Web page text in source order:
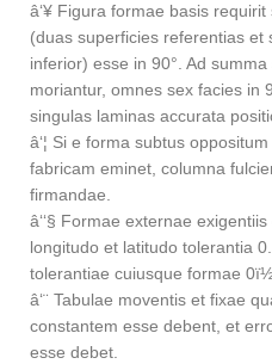
â‘¥ Figura formae basis
(duas superficies referentias et
inferior) esse in 90°. Ad
moriantur, omnes sex facies in
singulas laminas accurata
â‘¦ Si e forma subtus
fabricam eminet, columna
firmandae.
â‘‘§ Formae externae
longitudo et latitudo tolerantia
tolerantiae cuiusque formae
â‘¨ Tabulae moventis et fixae
constantem esse debent, et
esse debet.